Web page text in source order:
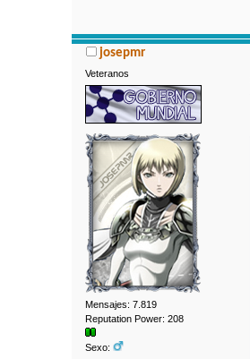
josepmr
Veteranos
Mensajes: 7.819
Reputation Power: 208
Sexo: